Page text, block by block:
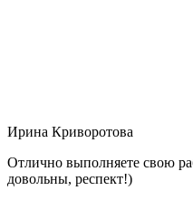
Ирина Криворотова
Отлично выполняете свою
довольны, респект!)